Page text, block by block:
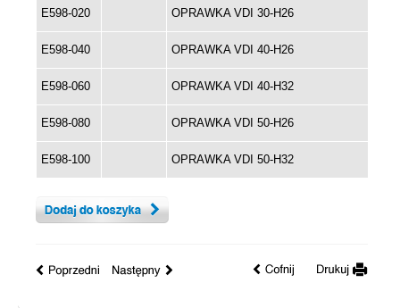
E598-020 OPRAWKA VDI 30-H26
E598-040 OPRAWKA VDI 40-H26
E598-060 OPRAWKA VDI 40-H32
E598-080 OPRAWKA VDI 50-H26
E598-100 OPRAWKA VDI 50-H32